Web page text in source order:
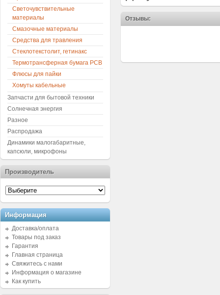
Отзывы:
Светочувствительные
материалы
Смазочные материалы
Средства для травления
Стеклотекстолит, гетинакс
Термотрансферная бумага PCB
Флюсы для пайки
Хомуты кабельные
Запчасти для бытовой техники
Солнечная энергия
Разное
Распродажа
Динамики малогабаритные,
капсюли, микрофоны
Производитель
Информация
Доставка/оплата
Товары под заказ
Гарантия
Главная страница
Свяжитесь с нами
Информация о магазине
Как купить